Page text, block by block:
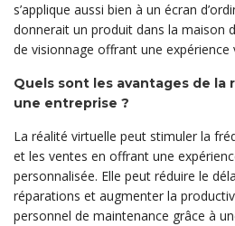
s’applique aussi bien à un écran
donnerait un produit dans la maison
de visionnage offrant une expérience
Quels sont les avantages de
une entreprise ?
La réalité virtuelle peut stimuler la
et les ventes en offrant une
personnalisée. Elle peut réduire le
réparations et augmenter la
personnel de maintenance grâce à